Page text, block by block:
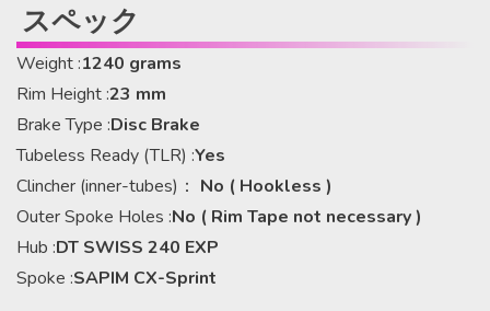
スペック
Weight :1240 grams
Rim Height :23 mm
Brake Type :Disc Brake
Tubeless Ready (TLR) :Yes
Clincher (inner-tubes)： No ( Hookless )
Outer Spoke Holes :No ( Rim Tape not necessary )
Hub :DT SWISS 240 EXP
Spoke :SAPIM CX-Sprint